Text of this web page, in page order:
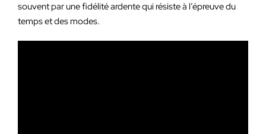
souvent par une fidélité ardente qui résiste à l’épreuve du
temps et des modes.